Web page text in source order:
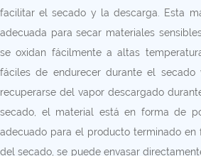
facilitar el secado y la descarga. Esta
adecuada para secar materiales
se oxidan fácilmente a altas
fáciles de endurecer durante el
recuperarse del vapor descargado
secado, el material está en forma de
adecuado para el producto terminado en
del secado, se puede envasar